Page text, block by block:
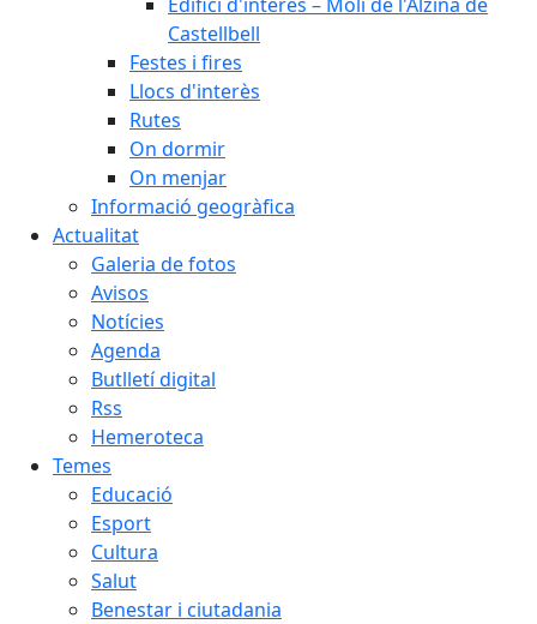
Castellbell
Festes i fires
Llocs d'interès
Rutes
On dormir
On menjar
Informació geogràfica
Actualitat
Galeria de fotos
Avisos
Notícies
Agenda
Butlletí digital
Rss
Hemeroteca
Temes
Educació
Esport
Cultura
Salut
Benestar i ciutadania